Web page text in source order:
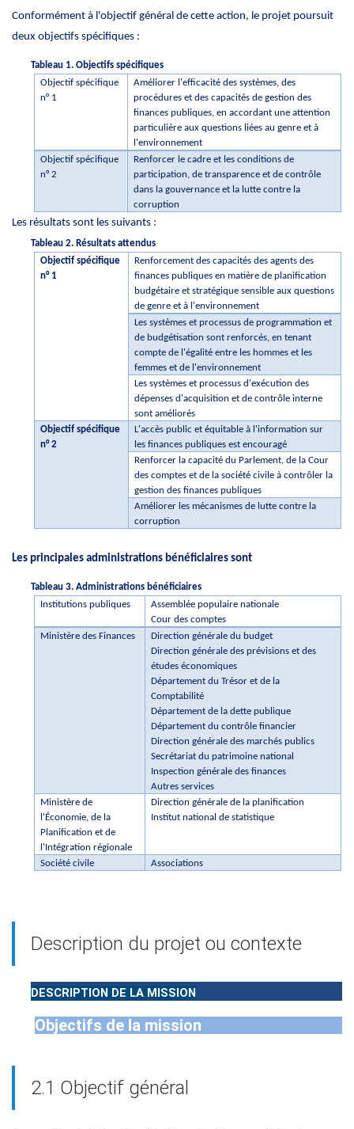
Conformément à l'objectif général de cette action, le projet poursuit
deux objectifs spécifiques :
Tableau 1. Objectifs spécifiques
Objectif spécifique
n° 1
Améliorer l'efficacité des systèmes, des
procédures et des capacités de gestion des
finances publiques, en accordant une attention
particulière aux questions liées au genre et à
l'environnement
Objectif spécifique
n° 2
Renforcer le cadre et les conditions de
participation, de transparence et de contrôle
dans la gouvernance et la lutte contre la
corruption
Les résultats sont les suivants :
Tableau 2. Résultats attendus
Objectif spécifique
n° 1
Renforcement des capacités des agents des
finances publiques en matière de planification
budgétaire et stratégique sensible aux questions
de genre et à l'environnement
Les systèmes et processus de programmation et
de budgétisation sont renforcés, en tenant
compte de l'égalité entre les hommes et les
femmes et de l'environnement
Les systèmes et processus d'exécution des
dépenses d'acquisition et de contrôle interne
sont améliorés
Objectif spécifique
n° 2
L'accès public et équitable à l'information sur
les finances publiques est encouragé
Renforcer la capacité du Parlement, de la Cour
des comptes et de la société civile à contrôler la
gestion des finances publiques
Améliorer les mécanismes de lutte contre la
corruption
Les principales administrations bénéficiaires sont
Tableau 3. Administrations bénéficiaires
Institutions publiques
Assemblée populaire nationale
Cour des comptes
Ministère des Finances
Direction générale du budget
Direction générale des prévisions et des
études économiques
Département du Trésor et de la
Comptabilité
Département de la dette publique
Département du contrôle financier
Direction générale des marchés publics
Secrétariat du patrimoine national
Inspection générale des finances
Autres services
Ministère de
l'Économie, de la
Planification et de
l'Intégration régionale
Direction générale de la planification
Institut national de statistique
Société civile Associations
Description du projet ou contexte
DESCRIPTION DE LA MISSION
Objectifs de la mission
2.1 Objectif général